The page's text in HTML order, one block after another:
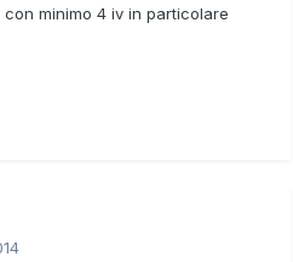
minimo 4 iv in particolare